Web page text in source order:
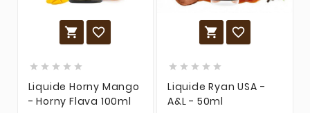
 
    
Liquide Horny Mango
- Horny Flava 100ml
 
    
Liquide Ryan USA -
A&L - 50ml